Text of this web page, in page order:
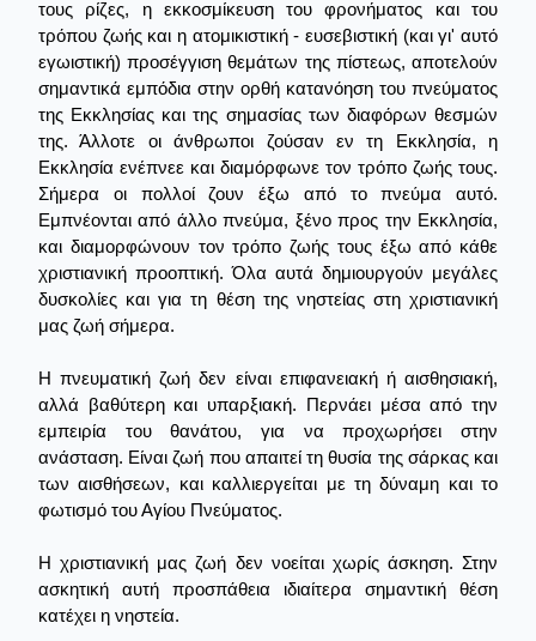
τους ρίζες, η εκκοσμίκευση του φρονήματος και του
τρόπου ζωής και η ατομικιστική - ευσεβιστική (και γι' αυτό
εγωιστική) προσέγγιση θεμάτων της πίστεως, αποτελούν
σημαντικά εμπόδια στην ορθή κατανόηση του πνεύματος
της Εκκλησίας και της σημασίας των διαφόρων θεσμών
της. Άλλοτε οι άνθρωποι ζούσαν εν τη Εκκλησία, η
Εκκλησία ενέπνεε και διαμόρφωνε τον τρόπο ζωής τους.
Σήμερα οι πολλοί ζουν έξω από το πνεύμα αυτό.
Εμπνέονται από άλλο πνεύμα, ξένο προς την Εκκλησία,
και διαμορφώνουν τον τρόπο ζωής τους έξω από κάθε
χριστιανική προοπτική. Όλα αυτά δημιουργούν μεγάλες
δυσκολίες και για τη θέση της νηστείας στη χριστιανική
μας ζωή σήμερα.
Η πνευματική ζωή δεν είναι επιφανειακή ή αισθησιακή,
αλλά βαθύτερη και υπαρξιακή. Περνάει μέσα από την
εμπειρία του θανάτου, για να προχωρήσει στην
ανάσταση. Είναι ζωή που απαιτεί τη θυσία της σάρκας και
των αισθήσεων, και καλλιεργείται με τη δύναμη και το
φωτισμό του Αγίου Πνεύματος.
Η χριστιανική μας ζωή δεν νοείται χωρίς άσκηση. Στην
ασκητική αυτή προσπάθεια ιδιαίτερα σημαντική θέση
κατέχει η νηστεία.